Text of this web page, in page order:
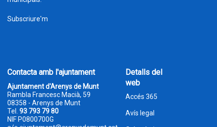
Subscriure'm
Contacta amb l'ajuntament
Ajuntament d'Arenys de Munt
Rambla Francesc Macià, 59
08358 - Arenys de Munt
Tel. 93 793 79 80
NIF P0800700G
Detalls del
web
Accés 365
Avís legal